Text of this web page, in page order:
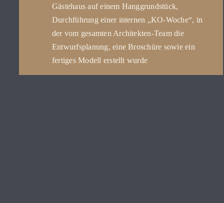
Gästehaus auf einem Hanggrundstück,
Durchführung einer internen „KO-Woche“, in
der vom gesamten Architekten-Team die
Entwurfsplanung, eine Broschüre sowie ein
fertiges Modell erstellt wurde